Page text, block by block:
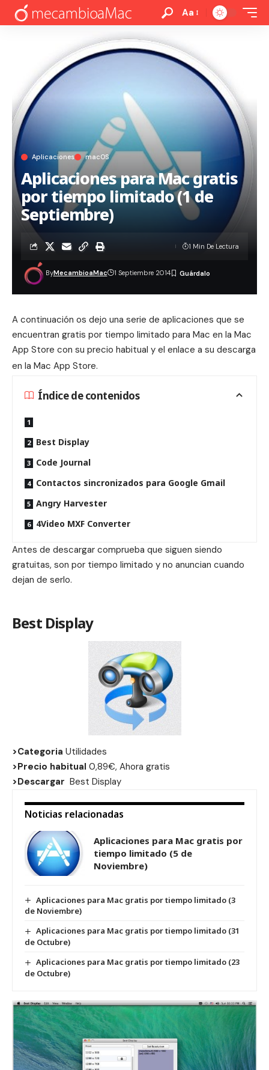
Aa
Aplicaciones macOS
Aplicaciones para Mac gratis
por tiempo limitado (1 de
Septiembre)
ByMecambioaMac 1 Septiembre 2014
1 Min De Lectura
A continuación os dejo una serie de aplicaciones que se
encuentran gratis por tiempo limitado para Mac en la Mac
App Store con su precio habitual y el enlace a su descarga
en la Mac App Store.
Índice de contenidos
Best Display
Code Journal
Contactos sincronizados para Google Gmail
Angry Harvester
4Video MXF Converter
Antes de descargar comprueba que siguen siendo
gratuitas, son por tiempo limitado y no anuncian cuando
dejan de serlo.
Best Display
>Categoria Utilidades
>Precio habitual 0,89€, Ahora gratis
>Descargar Best Display
Noticias relacionadas
Aplicaciones para Mac gratis por
tiempo limitado (5 de
Noviembre)
Aplicaciones para Mac gratis por tiempo limitado (3
de Noviembre)
Aplicaciones para Mac gratis por tiempo limitado (31
de Octubre)
Aplicaciones para Mac gratis por tiempo limitado (23
de Octubre)